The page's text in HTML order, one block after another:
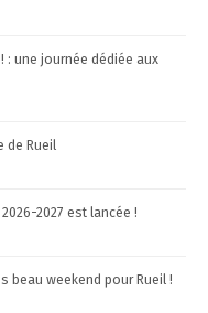
: une journée dédiée aux
de Rueil
2027 est lancée !
beau weekend pour Rueil !